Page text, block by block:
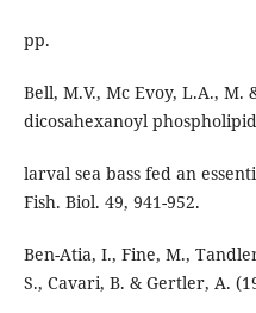
pp.
Bell, M.V., Mc Evoy, L.A., M.
dicosahexanoyl
larval sea bass fed an
Fish. Biol. 49, 941-952.
Ben-Atia, I., Fine, M.,
S., Cavari, B. & Gertler, A.